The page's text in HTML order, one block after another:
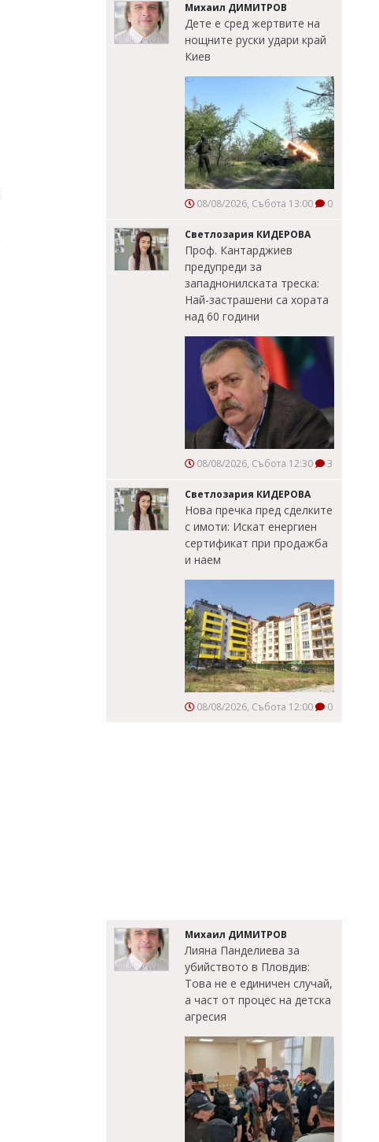
Михаил ДИМИТРОВ
Дете е сред жертвите на
нощните руски удари край
Киев
08/08/2026, Събота 13:00 0
Светлозария КИДЕРОВА
Проф. Кантарджиев
предупреди за
западнонилската треска:
Най-застрашени са хората
над 60 години
08/08/2026, Събота 12:30 3
Светлозария КИДЕРОВА
Нова пречка пред сделките
с имоти: Искат енергиен
сертификат при продажба
и наем
08/08/2026, Събота 12:00 0
Михаил ДИМИТРОВ
Лияна Панделиева за
убийството в Пловдив:
Това не е единичен случай,
а част от процес на детска
агресия